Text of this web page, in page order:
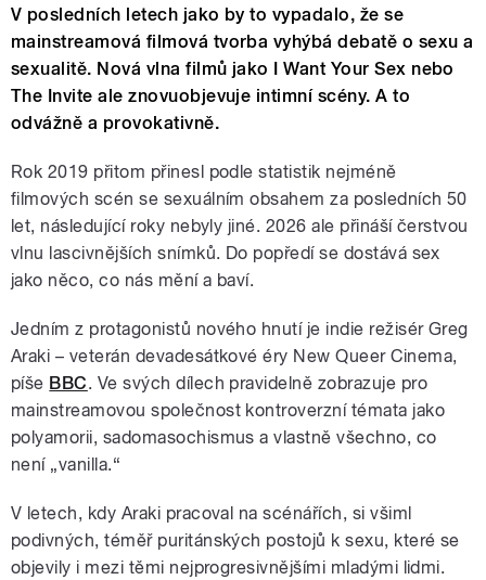
V posledních letech jako by to vypadalo, že se
mainstreamová filmová tvorba vyhýbá debatě o sexu a
sexualitě. Nová vlna filmů jako I Want Your Sex nebo
The Invite ale znovuobjevuje intimní scény. A to
odvážně a provokativně.
Rok 2019 přitom přinesl podle statistik nejméně
filmových scén se sexuálním obsahem za posledních 50
let, následující roky nebyly jiné. 2026 ale přináší čerstvou
vlnu lascivnějších snímků. Do popředí se dostává sex
jako něco, co nás mění a baví.
Jedním z protagonistů nového hnutí je indie režisér Greg
Araki – veterán devadesátkové éry New Queer Cinema,
píše BBC. Ve svých dílech pravidelně zobrazuje pro
mainstreamovou společnost kontroverzní témata jako
polyamorii, sadomasochismus a vlastně všechno, co
není „vanilla.“
V letech, kdy Araki pracoval na scénářích, si všiml
podivných, téměř puritánských postojů k sexu, které se
objevily i mezi těmi nejprogresivnějšími mladými lidmi.